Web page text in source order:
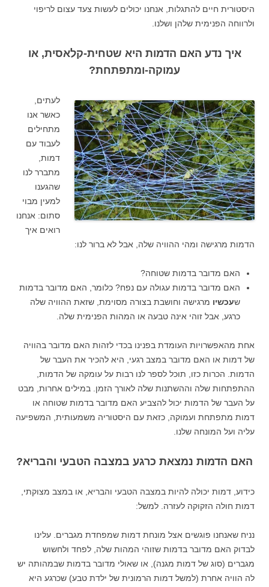
היסטורית חיים להתגלות, אנחנו יכולים לעשות צעד עצום לריפוי
ולרווחה הפנימית שלהן ושלנו.
איך נדע האם הדמות היא שטחית-קלאסית, או
עמוקה-ומתפתחת?
לעתים,
כאשר אנו
מתחילים
לעבוד עם
דמות,
מתברר לנו
שהגענו
למעין מבוי
סתום: אנחנו
רואים איך
הדמות מרגישה ומהי ההוויה שלה, אבל לא ברור לנו:
האם מדובר בדמות שטוחה?
האם מדובר בדמות עגולה עם נפח? כלומר, האם מדובר בדמות
שעכשיו מרגישה וחושבת בצורה מסוימת, שזאת ההוויה שלה
כרגע, אבל זוהי אינה טבעה או המהות הפנימית שלה.
אחת מהאפשרויות העומדת בפנינו בכדי לזהות האם מדובר בהוויה
של דמות או האם מדובר במצב רגעי, היא להכיר את העבר של
הדמות. הכרות כזו, תוכל לספר לנו רבות על עומקה של הדמות,
ההתפתחות שלה וההשתנות שלה לאורך הזמן. במילים אחרות, מבט
על העבר של הדמות יכול להצביע האם מדובר בדמות שטוחה או
דמות מתפתחת ועמוקה, כזאת עם היסטוריה משמעותית, המשפיעה
עליה ועל המונחה שלנו.
האם הדמות נמצאת כרגע במצבה הטבעי והבריא?
כידוע, דמות יכולה להיות במצבה הטבעי והבריא, או במצב מצוקתי,
דמות חולה הזקוקה לעזרה. למשל:
נניח שאנחנו פוגשים אצל מונחת דמות שמפחדת מגברים. עלינו
לבדוק האם מדובר בדמות שזוהי המהות שלה, לפחד ולחשוש
מגברים (סוג של דמות מגנה), או שאולי מדובר בדמות שבמהותה יש
לה הוויה אחרת (למשל דמות הרמונית של ילדת טבע) שכרגע היא